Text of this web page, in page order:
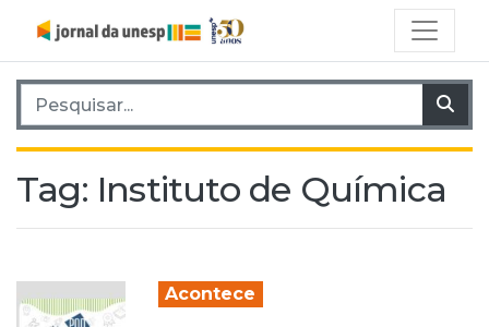
Pesquisar por:
Tag: Instituto de Química
Acontece